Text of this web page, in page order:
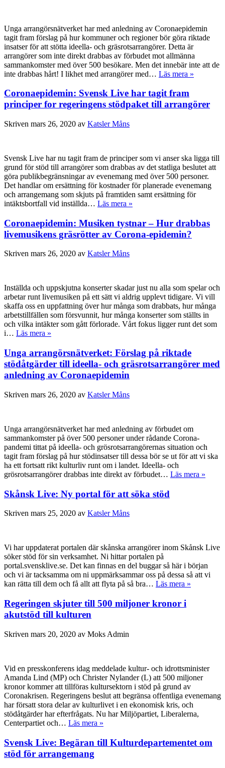
Unga arrangörsnätverket har med anledning av Coronaepidemin
tagit fram förslag på hur kommuner och regioner bör göra riktade
insatser för att stötta ideella- och gräsrotsarrangörer. Detta är
arrangörer som inte direkt drabbas av förbudet mot allmänna
sammankomster med över 500 besökare. Men det innebär inte att de
inte drabbas hårt! I likhet med arrangörer med… Läs mera »
Coronaepidemin: Svensk Live har tagit fram
principer for regeringens stödpaket till arrangörer
Skriven mars 26, 2020 av Katsler Måns
Svensk Live har nu tagit fram de principer som vi anser ska ligga till
grund för stöd till arrangörer som drabbas av det statliga beslutet att
göra publikbegränsningar av evenemang med över 500 personer.
Det handlar om ersättning för kostnader för planerade evenemang
och arrangemang som skjuts på framtiden samt ersättning för
intäktsbortfall vid inställda… Läs mera »
Coronaepidemin: Musiken tystnar – Hur drabbas
livemusikens gräsrötter av Corona-epidemin?
Skriven mars 26, 2020 av Katsler Måns
Inställda och uppskjutna konserter skadar just nu alla som spelar och
arbetar runt livemusiken på ett sätt vi aldrig upplevt tidigare. Vi vill
skaffa oss en uppfattning över hur många som drabbats, hur många
arbetstillfällen som försvunnit, hur många konserter som ställts in
och vilka intäkter som gått förlorade. Vårt fokus ligger runt det som
i… Läs mera »
Unga arrangörsnätverket: Förslag på riktade
stödåtgärder till ideella- och gräsrotsarrangörer med
anledning av Coronaepidemin
Skriven mars 26, 2020 av Katsler Måns
Unga arrangörsnätverket har med anledning av förbudet om
sammankomster på över 500 personer under rådande Corona-
pandemi tittat på ideella- och grösrotsarrangörernas situation och
tagit fram förslag på hur stödinsatser till dessa bör se ut för att vi ska
ha ett fortsatt rikt kulturliv runt om i landet. Ideella- och
grösrotsarrangörer drabbas inte direkt av förbudet… Läs mera »
Skånsk Live: Ny portal för att söka stöd
Skriven mars 25, 2020 av Katsler Måns
Vi har uppdaterat portalen där skånska arrangörer inom Skånsk Live
söker stöd för sin verksamhet. Ni hittar portalen på
portal.svensklive.se. Det kan finnas en del buggar så här i början
och vi är tacksamma om ni uppmärksammar oss på dessa så att vi
kan rätta till dem och få allt att flyta på så bra… Läs mera »
Regeringen skjuter till 500 miljoner kronor i
akutstöd till kulturen
Skriven mars 20, 2020 av Moks Admin
Vid en presskonferens idag meddelade kultur- och idrottsminister
Amanda Lind (MP) och Christer Nylander (L) att 500 miljoner
kronor kommer att tillföras kultursektorn i stöd på grund av
Coronakrisen. Regeringens beslut att begränsa offentliga evenemang
har försatt stora delar av kulturlivet i en ekonomisk kris, och
stödåtgärder har efterfrågats. Nu har Miljöpartiet, Liberalerna,
Centerpartiet och… Läs mera »
Svensk Live: Begäran till Kulturdepartementet om
stöd för arrangemang